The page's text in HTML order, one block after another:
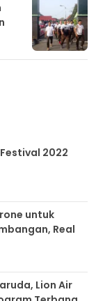
2022
untuk
Real
Lion Air